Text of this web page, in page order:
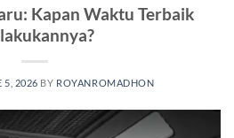
Kapan Waktu Terbaik
5, 2026 BY ROYANROMADHON